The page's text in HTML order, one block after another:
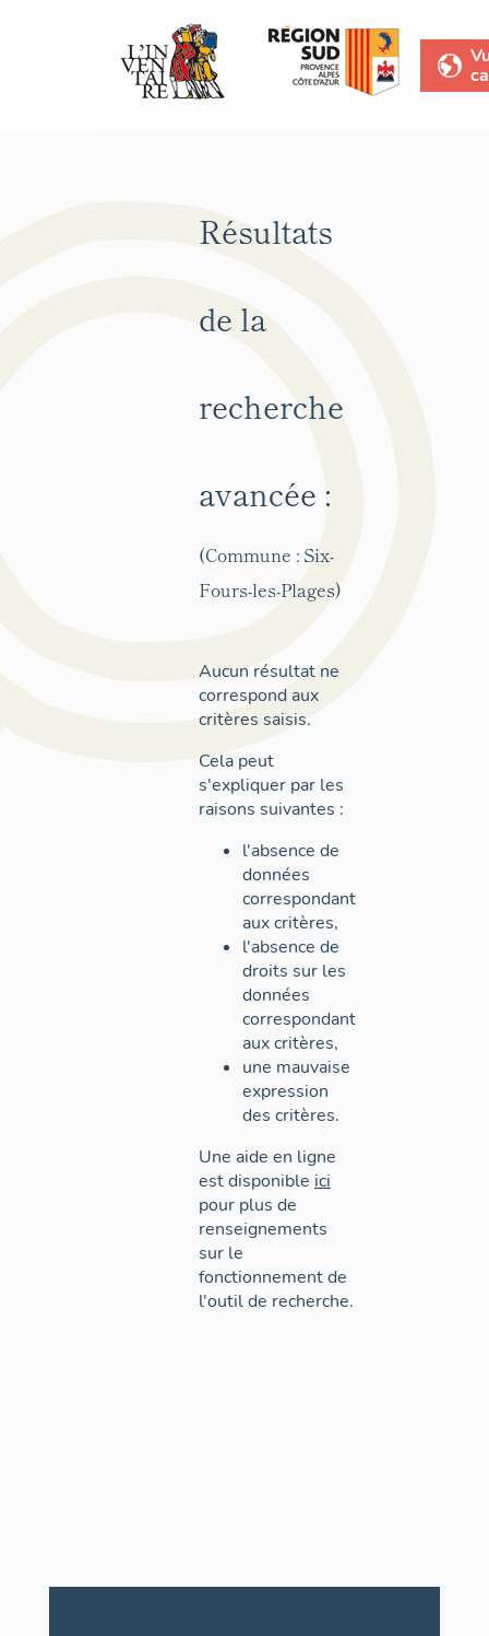
Résultats
de la
recherche
avancée :
(Commune : Six-
Fours-les-Plages)
Aucun résultat ne
correspond aux
critères saisis.
Cela peut
s'expliquer par les
raisons suivantes :
l'absence de
données
correspondant
aux critères,
l'absence de
droits sur les
données
correspondant
aux critères,
une mauvaise
expression
des critères.
Une aide en ligne
est disponible ici
pour plus de
renseignements
sur le
fonctionnement de
l'outil de recherche.